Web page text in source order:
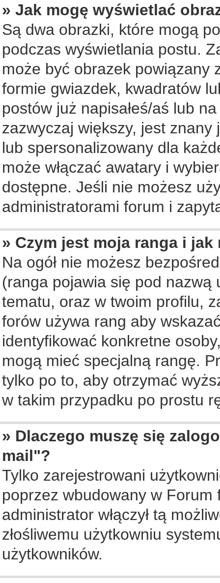
» Jak mogę wyświetlać
Są dwa obrazki, które mogą
podczas wyświetlania postu.
może być obrazek powiązany
formie gwiazdek, kwadratów
postów już napisałeś/aś lub
zazwyczaj większy, jest
lub spersonalizowany dla
może włączać awatary i
dostępne. Jeśli nie możesz
administratorami forum i
» Czym jest moja ranga i
Na ogół nie możesz
(ranga pojawia się pod
tematu, oraz w twoim profilu,
forów używa rang aby
identyfikować konkretne
mogą mieć specjalną rangę.
tylko po to, aby otrzymać
w takim przypadku po prostu
» Dlaczego muszę się
mail"?
Tylko zarejestrowani
poprzez wbudowany w Forum
administrator włączył tą
złośliwemu użytkowniu
użytkowników.